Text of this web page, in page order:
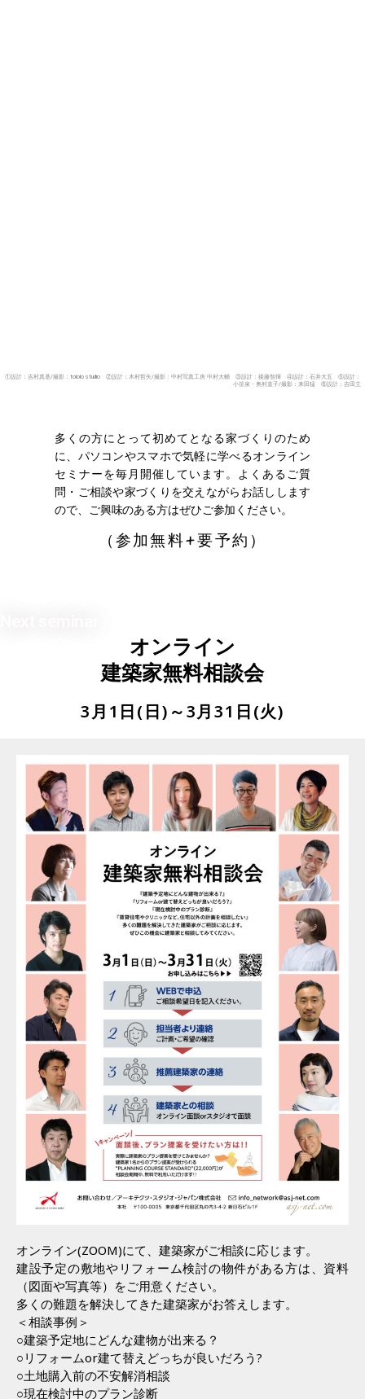
①設計：吉村真基/撮影：tololo studio ②設計：木村哲矢/撮影：中村写真工房 中村大輔 ③設計：後藤智揮 ④設計：石井大五 ⑤設計：
⼩笹泉・奥村直⼦/撮影：来田猛 ⑥設計：吉田立
多くの方にとって初めてとなる家づくりのため
に、パソコンやスマホで気軽に学べるオンライン
セミナーを毎月開催しています。よくあるご質
問・ご相談や家づくりを交えながらお話しします
ので、ご興味のある方はぜひご参加ください。
（参加無料+要予約）
オンライン
建築家無料相談会
3月1日(日)～3月31日(火)
オンライン(ZOOM)にて、建築家がご相談に応じます。
建設予定の敷地やリフォーム検討の物件がある方は、資料
（図面や写真等）をご用意ください。
多くの難題を解決してきた建築家がお答えします。
＜相談事例＞
○建築予定地にどんな建物が出来る？
○リフォームor建て替えどっちが良いだろう?
○土地購入前の不安解消相談
○現在検討中のプラン診断